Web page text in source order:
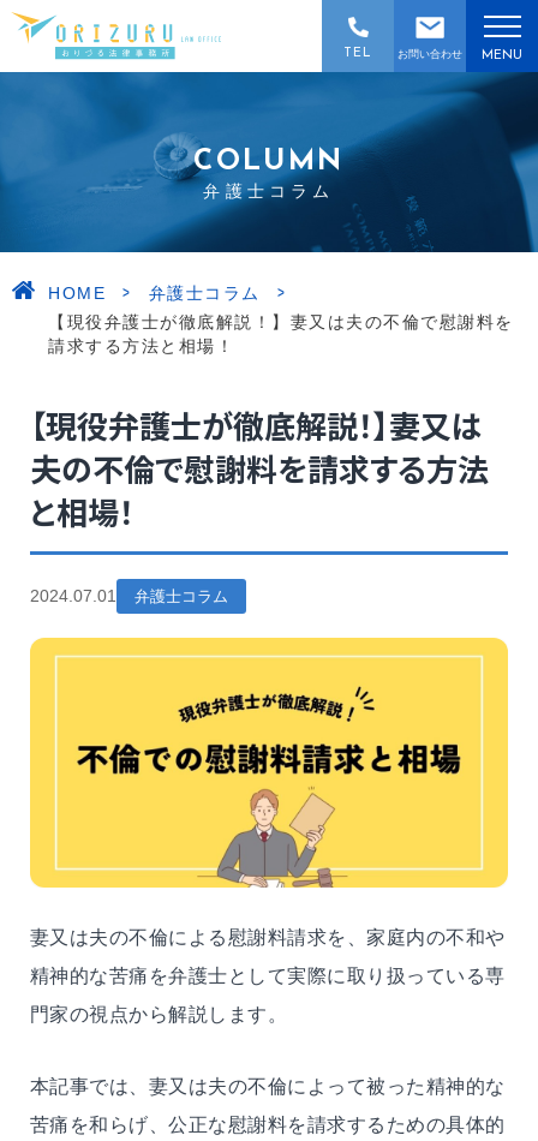
お問い合わせ
TEL MENU
COLUMN
弁護士コラム
HOME > 弁護士コラム >
【現役弁護士が徹底解説！】妻又は夫の不倫で慰謝料を
請求する方法と相場！
【現役弁護士が徹底解説！】妻又は
夫の不倫で慰謝料を請求する方法
と相場！
2024.07.01 弁護士コラム
妻又は夫の不倫による慰謝料請求を、家庭内の不和や
精神的な苦痛を弁護士として実際に取り扱っている専
門家の視点から解説します。
本記事では、 妻又は夫の不倫によって被った精神的な
苦痛を和らげ、公正な慰謝料を請求するための具体的